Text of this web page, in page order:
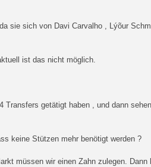
sie sich von Davi Carvalho , Lýõur
ist das nicht möglich.
getätigt haben , und dann
keine Stützen mehr benötigt werden ?
müssen wir einen Zahn zulegen.